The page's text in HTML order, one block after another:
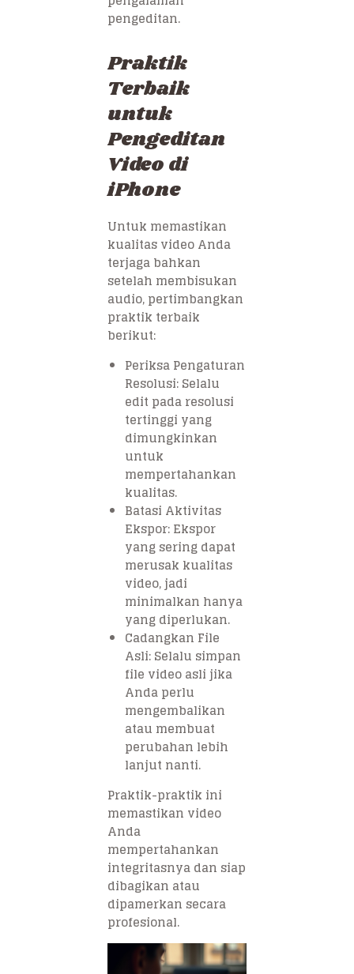
pengeditan.
Praktik
Terbaik
untuk
Pengeditan
Video di
iPhone
Untuk memastikan
kualitas video Anda
terjaga bahkan
setelah membisukan
audio, pertimbangkan
praktik terbaik
berikut:
Periksa Pengaturan
Resolusi: Selalu
edit pada resolusi
tertinggi yang
dimungkinkan
untuk
mempertahankan
kualitas.
Batasi Aktivitas
Ekspor: Ekspor
yang sering dapat
merusak kualitas
video, jadi
minimalkan hanya
yang diperlukan.
Cadangkan File
Asli: Selalu simpan
file video asli jika
Anda perlu
mengembalikan
atau membuat
perubahan lebih
lanjut nanti.
Praktik-praktik ini
memastikan video
Anda
mempertahankan
integritasnya dan siap
dibagikan atau
dipamerkan secara
profesional.